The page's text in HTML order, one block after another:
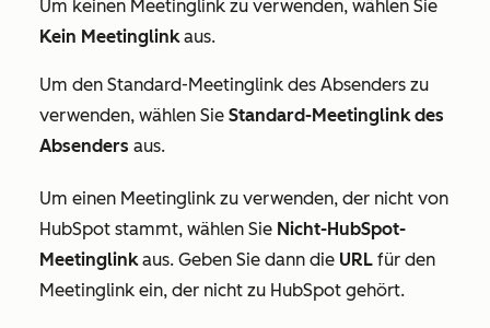
Um keinen Meetinglink zu verwenden, wählen Sie
Kein Meetinglinkaus.
Um den Standard-Meetinglink des Absenders zu
verwenden, wählen Sie Standard-Meetinglink des
Absenders aus.
Um einen Meetinglink zu verwenden, der nicht von
HubSpot stammt, wählen Sie Nicht-HubSpot-
Meetinglinkaus. Geben Sie dann die URL für den
Meetinglink ein, der nicht zu HubSpot gehört.